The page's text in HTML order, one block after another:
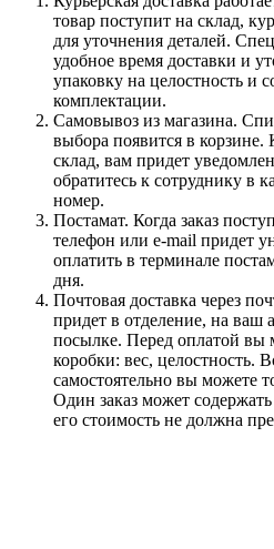
товар поступит на склад,
для уточнения деталей.
удобное время доставки и
упаковку на целостность и
комплектации.
Самовывоз из магазина.
выбора появится в корзине.
склад, вам придет
обратитесь к сотруднику в
номер.
Постамат. Когда заказ
телефон или e-mail придет
оплатить в терминале
дня.
Почтовая доставка через
придет в отделение, на ваш
посылке. Перед оплатой вы
коробки: вес, целостность.
самостоятельно вы можете
Один заказ может
его стоимость не должна